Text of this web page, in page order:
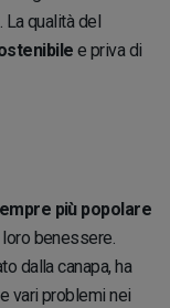
qualità del
e priva di
più popolare
benessere.
dalla canapa, ha
vari problemi nei